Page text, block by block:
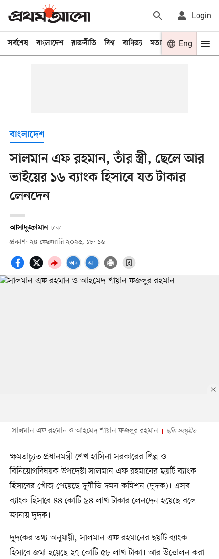
Login
সর্বশেষ বাংলাদেশ রাজনীতি বিশ্ব বাণিজ্য মতামত খেলা
Eng
বাংলাদেশ
সালমান এফ রহমান, তাঁর স্ত্রী, ছেলে আর
ভাইয়ের ১৬ ব্যাংক হিসাবে যত টাকার
লেনদেন
আসাদুজ্জামান ঢাকা
প্রকাশ: ২৪ ফেব্রুয়ারি ২০২৫, ১৮: ১৬
সালমান এফ রহমান ও আহমেদ শায়ান ফজলুর রহমান ছবি: সংগৃহীত
ক্ষমতাচ্যুত প্রধানমন্ত্রী শেখ হাসিনা সরকারের শিল্প ও
বিনিয়োগবিষয়ক উপদেষ্টা সালমান এফ রহমানের ছয়টি ব্যাংক
হিসাবের খোঁজ পেয়েছে দুর্নীতি দমন কমিশন (দুদক)। এসব
ব্যাংক হিসাবে ৪৪ কোটি ৯৪ লাখ টাকার লেনদেন হয়েছে বলে
জানায় দুদক।
দুদকের তথ্য অনুযায়ী, সালমান এফ রহমানের ছয়টি ব্যাংক
হিসাবে জমা হয়েছে ২৭ কোটি ৫৮ লাখ টাকা। আর উত্তোলন করা